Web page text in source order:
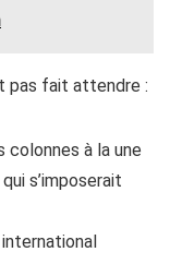
pas fait attendre :
colonnes à la une
s’imposerait